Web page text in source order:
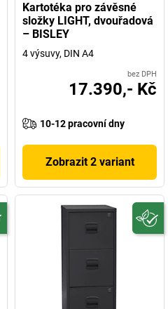
Kartotéka pro závěsné
složky LIGHT, dvouřadová
– BISLEY
4 výsuvy, DIN A4
bez DPH
17.390,- Kč
10-12 pracovní dny
Zobrazit 2 variant